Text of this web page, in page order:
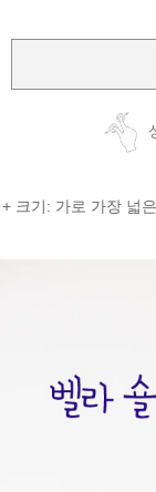
+ 크기: 가로 가장 넓